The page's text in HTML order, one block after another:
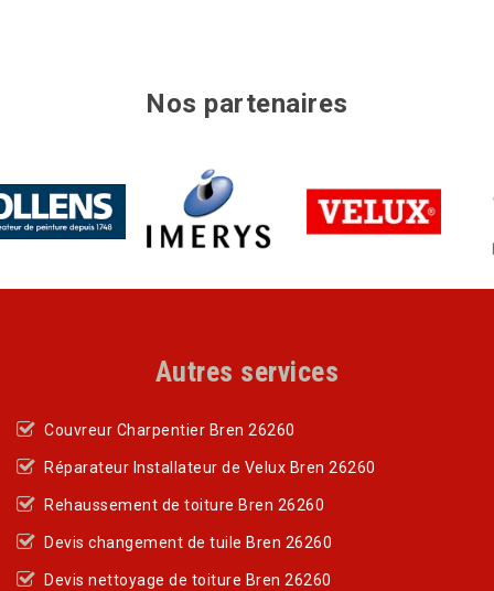
Nos partenaires
Autres services
Couvreur Charpentier Bren 26260
Réparateur Installateur de Velux Bren 26260
Rehaussement de toiture Bren 26260
Devis changement de tuile Bren 26260
Devis nettoyage de toiture Bren 26260